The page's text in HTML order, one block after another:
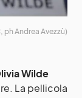
ph Andrea Avezzù)
Wilde
La pellicola